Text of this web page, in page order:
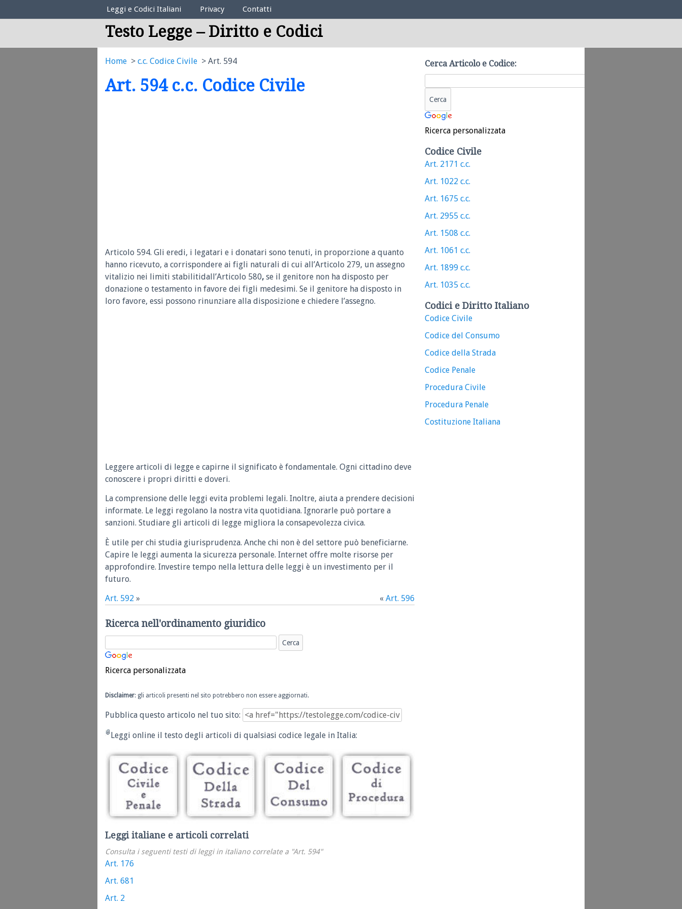
Elenco Codici Legali
Leggi e Codici Italiani Privacy Contatti
Testo Legge – Diritto e Codici
Home c.c. Codice Civile Art. 594
Art. 594 c.c. Codice Civile
Articolo 594. Gli eredi, i legatari e i donatari sono tenuti, in proporzione a quanto
hanno ricevuto, a corrispondere ai figli naturali di cui all’Articolo 279, un assegno
vitalizio nei limiti stabilitidall’Articolo 580, se il genitore non ha disposto per
donazione o testamento in favore dei figli medesimi. Se il genitore ha disposto in
loro favore, essi possono rinunziare alla disposizione e chiedere l’assegno.
Leggere articoli di legge e capirne il significato è fondamentale. Ogni cittadino deve
conoscere i propri diritti e doveri.
La comprensione delle leggi evita problemi legali. Inoltre, aiuta a prendere decisioni
informate. Le leggi regolano la nostra vita quotidiana. Ignorarle può portare a
sanzioni. Studiare gli articoli di legge migliora la consapevolezza civica.
È utile per chi studia giurisprudenza. Anche chi non è del settore può beneficiarne.
Capire le leggi aumenta la sicurezza personale. Internet offre molte risorse per
approfondire. Investire tempo nella lettura delle leggi è un investimento per il
futuro.
Art. 592 » « Art. 596
Ricerca nell'ordinamento giuridico
Ricerca personalizzata
Disclaimer: gli articoli presenti nel sito potrebbero non essere aggiornati.
Pubblica questo articolo nel tuo sito:
Leggi online il testo degli articoli di qualsiasi codice legale in Italia:
Leggi italiane e articoli correlati
Consulta i seguenti testi di leggi in italiano correlate a "Art. 594"
Art. 176
Art. 681
Art. 2
Cerca Articolo e Codice:
Ricerca personalizzata
Codice Civile
Art. 2171 c.c.
Art. 1022 c.c.
Art. 1675 c.c.
Art. 2955 c.c.
Art. 1508 c.c.
Art. 1061 c.c.
Art. 1899 c.c.
Art. 1035 c.c.
Codici e Diritto Italiano
Codice Civile
Codice del Consumo
Codice della Strada
Codice Penale
Procedura Civile
Procedura Penale
Costituzione Italiana